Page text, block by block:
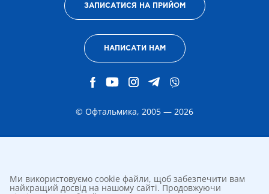
ЗАПИСАТИСЯ НА ПРИЙОМ
НАПИСАТИ НАМ
© Офтальмика, 2005 — 2026
Ми використовуємо cookie файли, щоб забезпечити вам
найкращий досвід на нашому сайті. Продовжуючи